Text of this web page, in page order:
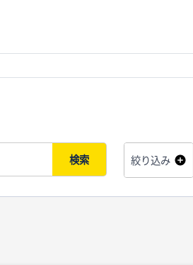
検索 絞り込み